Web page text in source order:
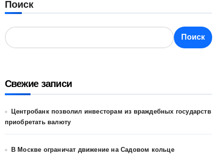
Поиск
Поиск
Свежие записи
Центробанк позволил инвесторам из враждебных государств
приобретать валюту
В Москве ограничат движение на Садовом кольце